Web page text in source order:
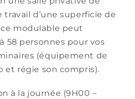
d’une superficie de
modulable peut
58 personnes pour vos
(équipement de
et régie son compris).
à la journée (9H00 –